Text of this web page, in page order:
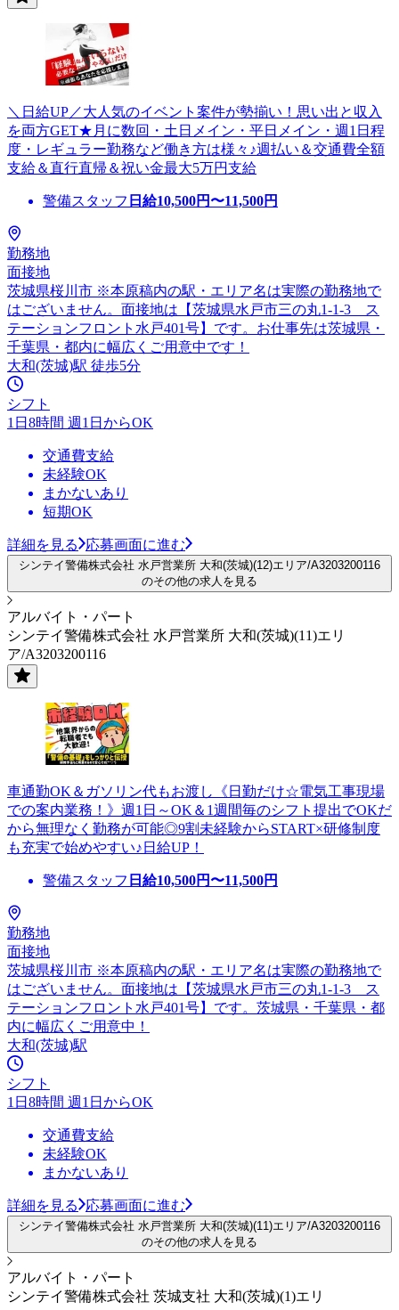
＼日給UP／大人気のイベント案件が勢揃い！思い出と収入
を両方GET★月に数回・土日メイン・平日メイン・週1日程
度・レギュラー勤務など働き方は様々♪週払い＆交通費全額
支給＆直行直帰＆祝い金最大5万円支給
警備スタッフ 日給10,500円〜11,500円
勤務地
面接地
茨城県桜川市 ※本原稿内の駅・エリア名は実際の勤務地で
はございません。面接地は【茨城県水戸市三の丸1-1-3 ス
テーションフロント水戸401号】です。お仕事先は茨城県・
千葉県・都内に幅広くご用意中です！
大和(茨城)駅 徒歩5分
シフト
1日8時間 週1日からOK
交通費支給
未経験OK
まかないあり
短期OK
詳細を見る 応募画面に進む
シンテイ警備株式会社 水戸営業所 大和(茨城)(12)エリア/A3203200116
のその他の求人を見る
アルバイト・パート
シンテイ警備株式会社 水戸営業所 大和(茨城)(11)エリ
ア/A3203200116
車通勤OK＆ガソリン代もお渡し《日勤だけ☆電気工事現場
での案内業務！》週1日～OK＆1週間毎のシフト提出でOKだ
から無理なく勤務が可能◎9割未経験からSTART×研修制度
も充実で始めやすい♪日給UP！
警備スタッフ 日給10,500円〜11,500円
勤務地
面接地
茨城県桜川市 ※本原稿内の駅・エリア名は実際の勤務地で
はございません。面接地は【茨城県水戸市三の丸1-1-3 ス
テーションフロント水戸401号】です。茨城県・千葉県・都
内に幅広くご用意中！
大和(茨城)駅
シフト
1日8時間 週1日からOK
交通費支給
未経験OK
まかないあり
詳細を見る 応募画面に進む
シンテイ警備株式会社 水戸営業所 大和(茨城)(11)エリア/A3203200116
のその他の求人を見る
アルバイト・パート
シンテイ警備株式会社 茨城支社 大和(茨城)(1)エリ